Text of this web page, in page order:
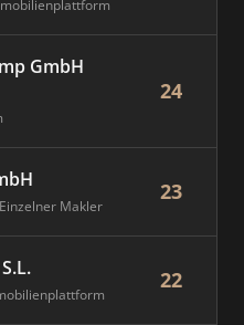
GmbH
24
Einzelner Makler
23
22